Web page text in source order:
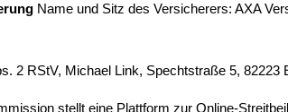
Name und Sitz des Versicherers: AXA
2 RStV, Michael Link, Spechtstraße 5, 82223
stellt eine Plattform zur Online-